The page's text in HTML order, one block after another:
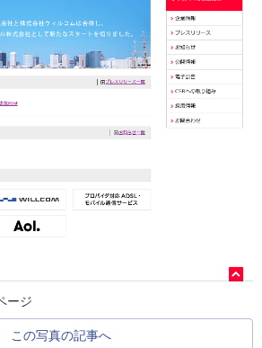
ージ
この写真の記事へ